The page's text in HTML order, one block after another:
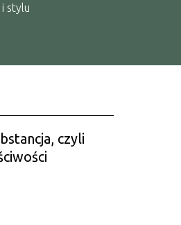
stylu
czyli